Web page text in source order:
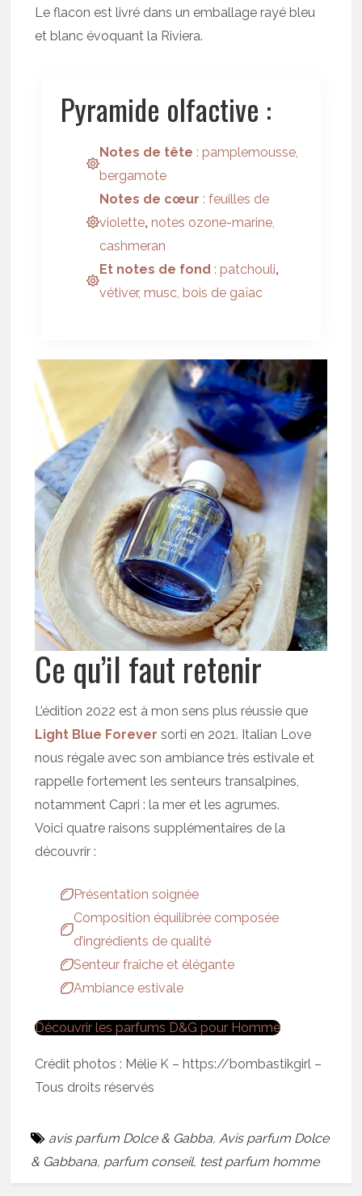
Le flacon est livré dans un emballage rayé bleu
et blanc évoquant la Riviera.
Pyramide olfactive :
Notes de tête : pamplemousse,
bergamote
Notes de cœur : feuilles de
violette,notes ozone-marine,
cashmeran
Et notes de fond : patchouli,
vétiver, musc, bois de gaïac
Ce qu’il faut retenir
L’édition 2022 est à mon sens plus réussie que
Light Blue Forever sorti en 2021. Italian Love
nous régale avec son ambiance très estivale et
rappelle fortement les senteurs transalpines,
notamment Capri : la mer et les agrumes.
Voici quatre raisons supplémentaires de la
découvrir :
Présentation soignée
Composition équilibrée composée
d’ingrédients de qualité
Senteur fraîche et élégante
Ambiance estivale
Découvrir les parfums D&G pour Homme
Crédit photos : Mélie K – https://bombastikgirl –
Tous droits réservés
avis parfum Dolce & Gabba, Avis parfum Dolce
& Gabbana, parfum conseil, test parfum homme